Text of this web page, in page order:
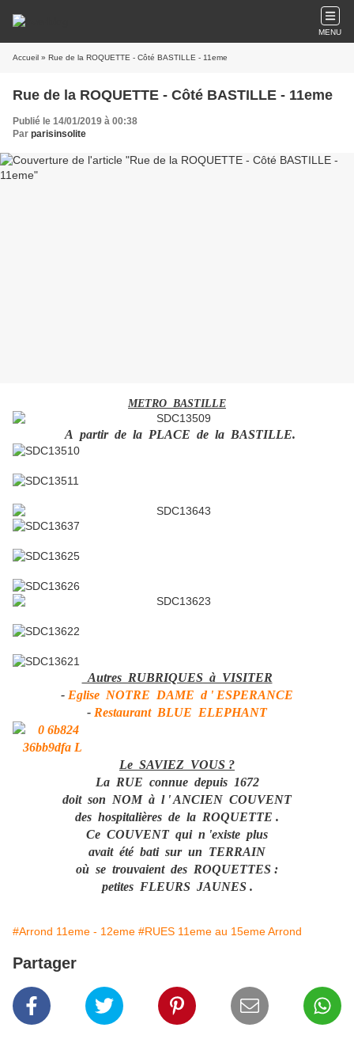
MENU
Accueil » Rue de la ROQUETTE - Côté BASTILLE - 11eme
Rue de la ROQUETTE - Côté BASTILLE - 11eme
Publié le 14/01/2019 à 00:38
Par parisinsolite
METRO BASTILLE
A partir de la PLACE de la BASTILLE.
Autres RUBRIQUES à VISITER
- Eglise NOTRE DAME d ' ESPERANCE
- Restaurant BLUE ELEPHANT
Le SAVIEZ VOUS ?
La RUE connue depuis 1672
doit son NOM à l ' ANCIEN COUVENT
des hospitalières de la ROQUETTE .
Ce COUVENT qui n 'existe plus
avait été bati sur un TERRAIN
où se trouvaient des ROQUETTES :
petites FLEURS JAUNES .
#Arrond 11eme - 12eme #RUES 11eme au 15eme Arrond
Partager